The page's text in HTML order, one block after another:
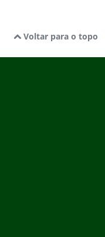
Voltar para o topo